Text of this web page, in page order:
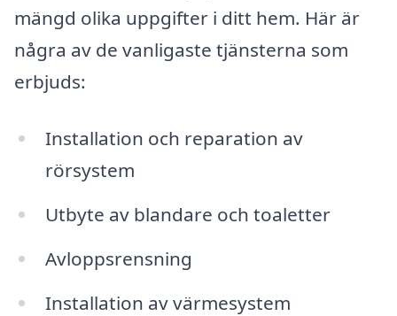
mängd olika uppgifter i ditt hem. Här är
några av de vanligaste tjänsterna som
erbjuds:
Installation och reparation av
rörsystem
Utbyte av blandare och toaletter
Avloppsrensning
Installation av värmesystem